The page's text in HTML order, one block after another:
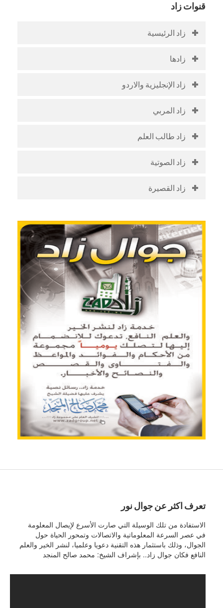
قنوات زاد
زاد الرئيسية
زادها
زاد الإنجليزية والاردو
زاد المربي
زاد طالب العلم
زاد الصوتية
زاد القصيرة
تعرف اكثر عن جوال نور
الاستفادة من تلك الوسيلة التي صارت الأسرع لإيصال المعلومة
في عصر السرعة المعلوماتية والاتصالات وتمحور الحياة حول
الجوال، وذلك باستثمار هذه التقنية دعويا وعلميا، لنشر الخير والعلم
النافع فكان جوال زاد.. بإشراف الشيخ: محمد صالح المنجد